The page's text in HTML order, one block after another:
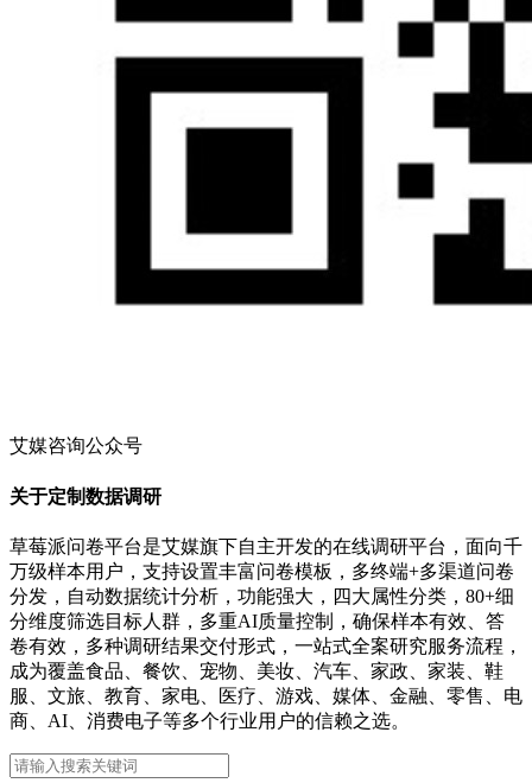
艾媒咨询公众号
关于定制数据调研
草莓派问卷平台是艾媒旗下自主开发的在线调研平台，面向千
万级样本用户，支持设置丰富问卷模板，多终端+多渠道问卷
分发，自动数据统计分析，功能强大，四大属性分类，80+细
分维度筛选目标人群，多重AI质量控制，确保样本有效、答
卷有效，多种调研结果交付形式，一站式全案研究服务流程，
成为覆盖食品、餐饮、宠物、美妆、汽车、家政、家装、鞋
服、文旅、教育、家电、医疗、游戏、媒体、金融、零售、电
商、AI、消费电子等多个行业用户的信赖之选。